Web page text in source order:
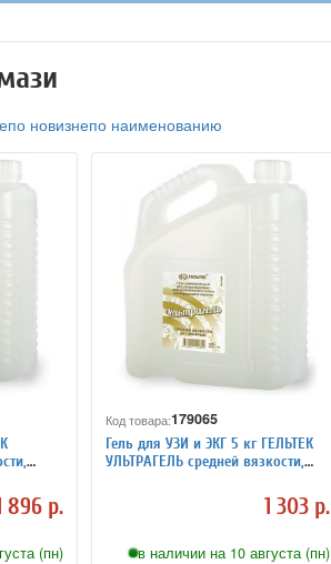
по новизнепо наименованию
896 р.
(пн)
Код товара:179065
Гель для УЗИ и ЭКГ 5 кг ГЕЛЬТЕК
УЛЬТРАГЕЛЬ средней вязкости,
1 303 р.
в наличии на 10 августа (пн)